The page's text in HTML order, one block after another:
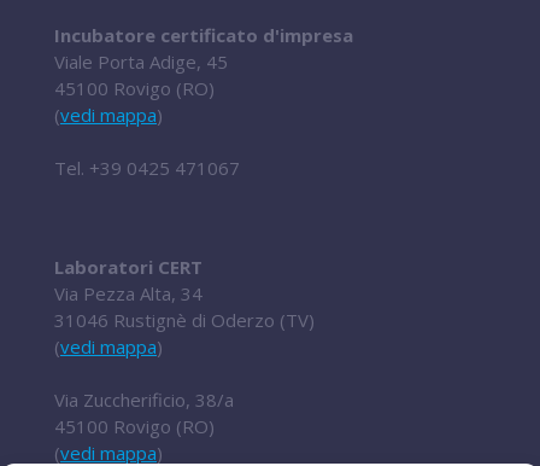
Incubatore certificato d'impresa
Viale Porta Adige, 45
45100 Rovigo (RO)
(vedi mappa)
Tel. +39 0425 471067
Laboratori CERT
Via Pezza Alta, 34
31046 Rustignè di Oderzo (TV)
(vedi mappa)
Via Zuccherificio, 38/a
45100 Rovigo (RO)
(vedi mappa)